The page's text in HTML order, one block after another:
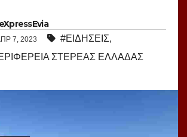
eXpressEvia
7, 2023 #ΕΙΔΗΣΕΙΣ,
ΣΤΕΡΕΑΣ ΕΛΛΑΔΑΣ